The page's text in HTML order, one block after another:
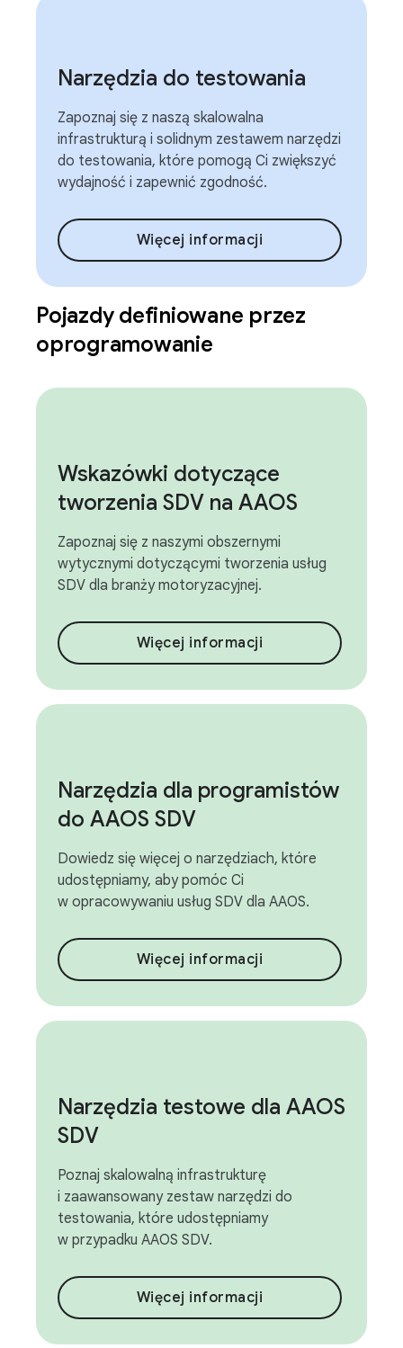
Narzędzia do testowania
Zapoznaj się z naszą skalowalna
infrastrukturą i solidnym zestawem narzędzi
do testowania, które pomogą Ci zwiększyć
wydajność i zapewnić zgodność.
Więcej informacji
Pojazdy definiowane przez
oprogramowanie
Wskazówki dotyczące
tworzenia SDV na AAOS
Zapoznaj się z naszymi obszernymi
wytycznymi dotyczącymi tworzenia usług
SDV dla branży motoryzacyjnej.
Więcej informacji
Narzędzia dla programistów
do AAOS SDV
Dowiedz się więcej o narzędziach, które
udostępniamy, aby pomóc Ci
w opracowywaniu usług SDV dla AAOS.
Więcej informacji
Narzędzia testowe dla AAOS
SDV
Poznaj skalowalną infrastrukturę
i zaawansowany zestaw narzędzi do
testowania, które udostępniamy
w przypadku AAOS SDV.
Więcej informacji